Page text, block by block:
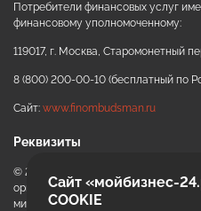
Потребители финансовых услуг
финансовому уполномоченному:
119017, г. Москва, Старомонетный
8 (800) 200-00-10 (бесплатный по
Сайт: www.finombudsman.ru
Реквизиты
© 2020 - 2026 АНО «ККЦРБ МКК»
организация «Красноярский
микрокредитная компания»
Сайт «мойбизнес-
COOKIE
ИИ-консультант
Маркетплейсы и